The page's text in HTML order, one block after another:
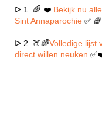
ᐅ 1. 🌈 ❤️ Bekijk nu
Sint Annaparochie ✅ 🌈
ᐅ 2. 🍑🌈Volledige lijst
direct willen neuken